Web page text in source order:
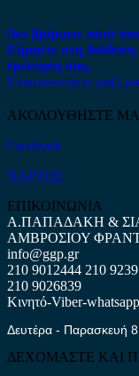
Δεν βρήκατε αυτό
Είμαστε στη
ερώτηση σας.
Επικοινωνήστε μαζί
ΑΚΟΛΟΥΘΗΣΤΕ
Facebook
ΧΑΡΤΗΣ
ΕΠΙΚΟΙΝΩΝΙΑ
Α.ΠΑΠΑΔΑΚΗ &
ΑΜΒΡΟΣΙΟΥ
info@ggp.gr
210 9012444 210
210 9026839
Κινητό-Viber-
Δευτέρα - Παρασκευή
ΔΕΧΟΜΑΣΤΕ ΚΑΙ